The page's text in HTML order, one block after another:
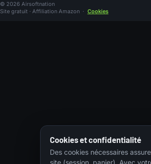
© 2026 Airsoftnation
Site gratuit · Affiliation Amazon · Cookies
Cookies et confidentialité
Des cookies nécessaires